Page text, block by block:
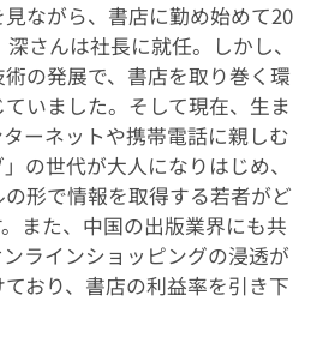
ながら、書店に勤め始めて20
さんは社長に就任。しかし、
の発展で、書店を取り巻く環
いました。そして現在、生ま
ーネットや携帯電話に親しむ
の世代が大人になりはじめ、
形で情報を取得する若者がど
また、中国の出版業界にも共
ラインショッピングの浸透が
おり、書店の利益率を引き下